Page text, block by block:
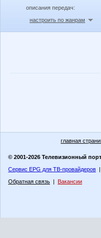
описания передач:
настроить по жанрам
главная
© 2001-2026 Телевизионный
Сервис EPG для ТВ-провайдеров |
Обратная связь | Вакансии